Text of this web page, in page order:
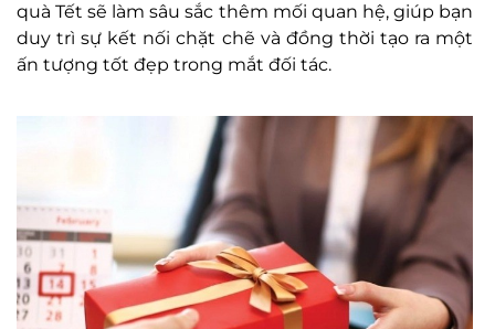
quà Tết sẽ làm sâu sắc thêm mối quan hệ, giúp bạn
duy trì sự kết nối chặt chẽ và đồng thời tạo ra một
ấn tượng tốt đẹp trong mắt đối tác.